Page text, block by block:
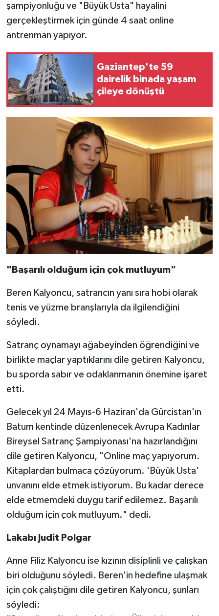
şampiyonluğu ve "Büyük Usta" hayalini
gerçekleştirmek için günde 4 saat online
antrenman yapıyor.
Gaziantep'te 59
dairelik binada yaşam
çileye dönüştü
"Başarılı olduğum için çok mutluyum"
Beren Kalyoncu, satrancın yanı sıra hobi olarak
tenis ve yüzme branşlarıyla da ilgilendiğini
söyledi.
Satranç oynamayı ağabeyinden öğrendiğini ve
birlikte maçlar yaptıklarını dile getiren Kalyoncu,
bu sporda sabır ve odaklanmanın önemine işaret
etti.
Gelecek yıl 24 Mayıs-6 Haziran'da Gürcistan'ın
Batum kentinde düzenlenecek Avrupa Kadınlar
Bireysel Satranç Şampiyonası'na hazırlandığını
dile getiren Kalyoncu, "Online maç yapıyorum.
Kitaplardan bulmaca çözüyorum. 'Büyük Usta'
unvanını elde etmek istiyorum. Bu kadar derece
elde etmemdeki duygu tarif edilemez. Başarılı
olduğum için çok mutluyum." dedi.
Lakabı Judit Polgar
Anne Filiz Kalyoncu ise kızının disiplinli ve çalışkan
biri olduğunu söyledi. Beren'in hedefine ulaşmak
için çok çalıştığını dile getiren Kalyoncu, şunları
söyledi: